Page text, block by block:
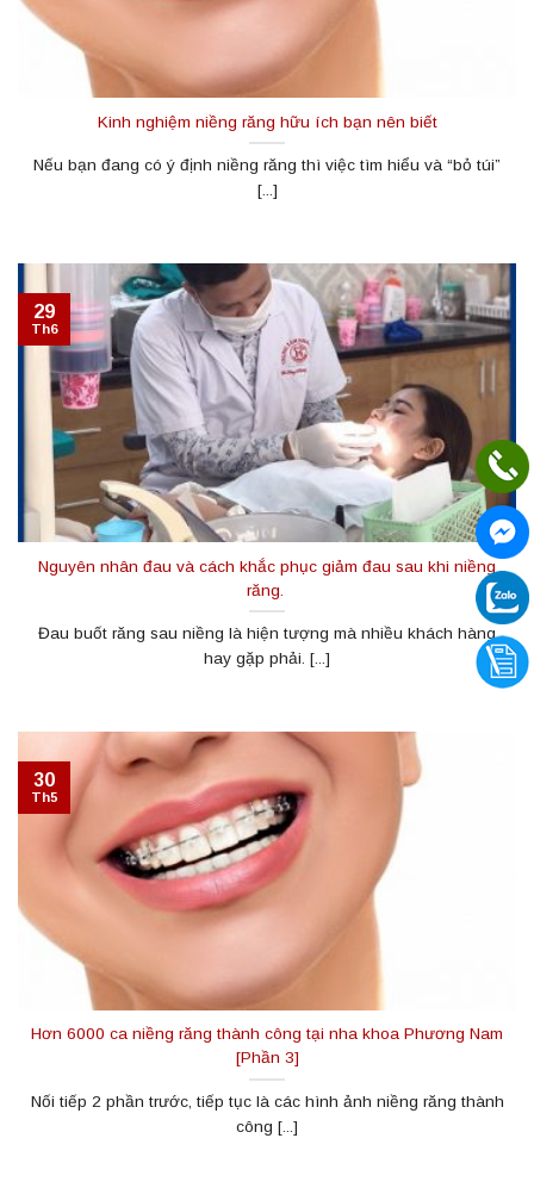
Kinh nghiệm niềng răng hữu ích bạn nên biết
Nếu bạn đang có ý định niềng răng thì việc tìm hiểu và “bỏ túi”
[...]
Nguyên nhân đau và cách khắc phục giảm đau sau khi niềng
răng.
Đau buốt răng sau niềng là hiện tượng mà nhiều khách hàng
hay gặp phải. [...]
29
Th6
Hơn 6000 ca niềng răng thành công tại nha khoa Phương Nam
[Phần 3]
Nối tiếp 2 phần trước, tiếp tục là các hình ảnh niềng răng thành
công [...]
30
Th5